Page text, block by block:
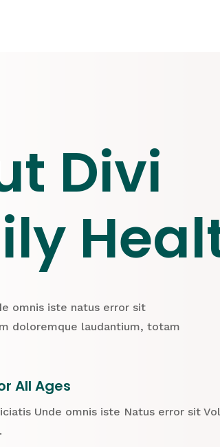
Divi
omnis iste natus error sit
doloremque laudantium, totam
All Ages
Unde omnis iste Natus error sit